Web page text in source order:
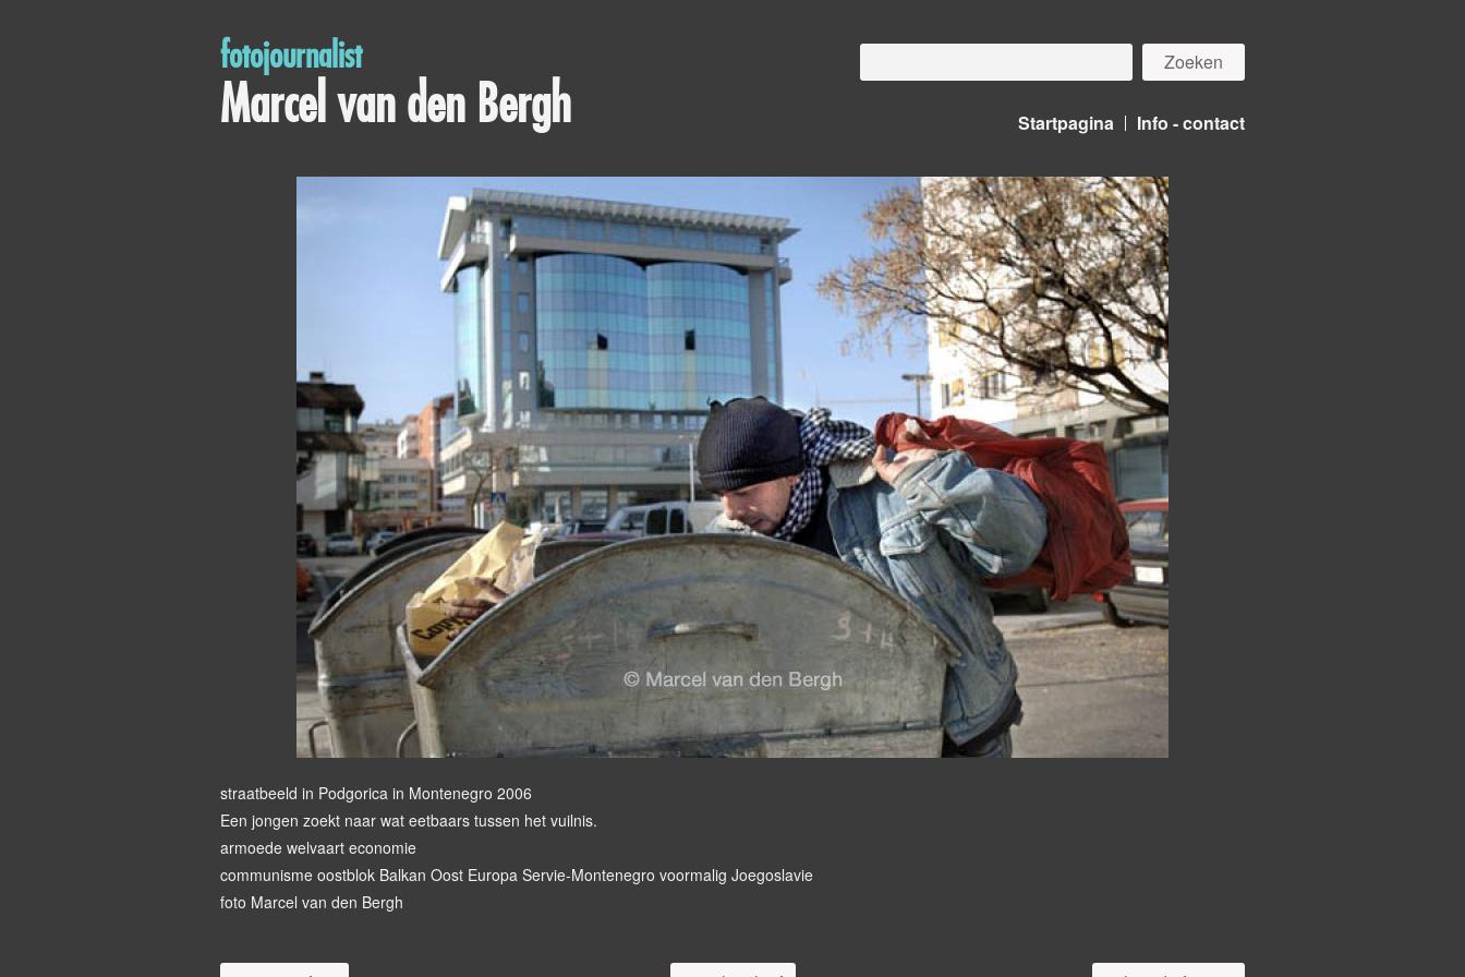
fotojournalist
Marcel van den Bergh Startpagina Info - contact
straatbeeld in Podgorica in Montenegro 2006
Een jongen zoekt naar wat eetbaars tussen het vuilnis.
armoede welvaart economie
communisme oostblok Balkan Oost Europa Servie-Montenegro voormalig Joegoslavie
foto Marcel van den Bergh